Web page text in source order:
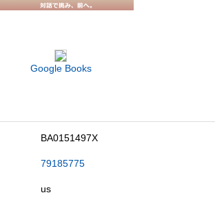
Google Books
BA0151497X
79185775
us